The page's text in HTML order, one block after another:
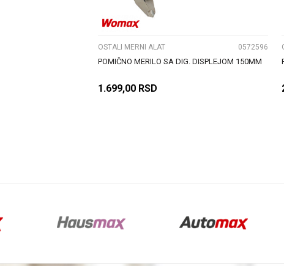
OSTALI MERNI ALAT 0572596
POMIČNO MERILO SA DIG. DISPLEJOM 150MM
1.699,00 RSD